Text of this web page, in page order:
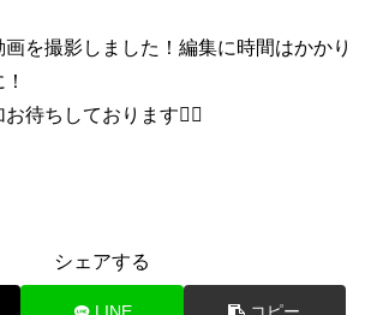
を撮影しました！編集に時間はかかり
待ちしております🙇‍♀️
シェアする